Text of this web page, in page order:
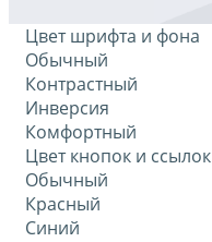
Цвет шрифта и фона
Обычный
Контрастный
Инверсия
Комфортный
Цвет кнопок и ссылок
Обычный
Красный
Синий